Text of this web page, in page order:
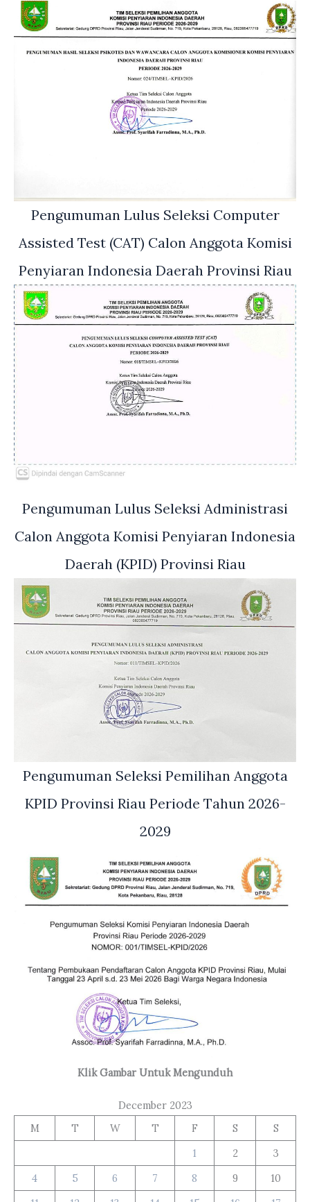
Pengumuman Lulus Seleksi Computer
Assisted Test (CAT) Calon Anggota Komisi
Penyiaran Indonesia Daerah Provinsi Riau
Pengumuman Lulus Seleksi Administrasi
Calon Anggota Komisi Penyiaran Indonesia
Daerah (KPID) Provinsi Riau
Pengumuman Seleksi Pemilihan Anggota
KPID Provinsi Riau Periode Tahun 2026-
2029
Klik Gambar Untuk Mengunduh
December 2023
M
T W T F S
S
1
2
3
4
5 6 7 8 9
10